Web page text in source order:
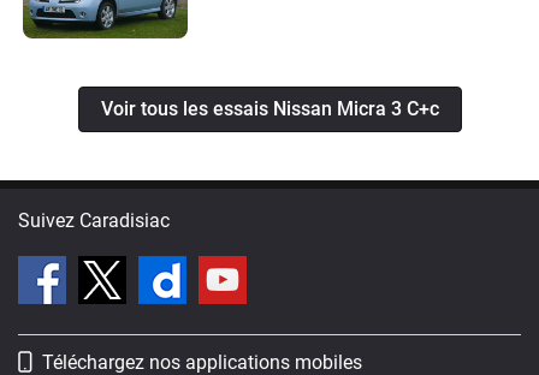
Voir tous les essais Nissan Micra 3 C+c
Suivez Caradisiac
Téléchargez nos applications mobiles